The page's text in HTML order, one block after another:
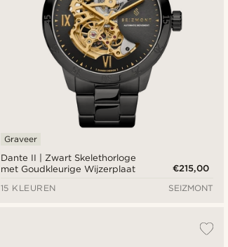
Dante II | Zwart Skelethorloge
met Goudkleurige Wijzerplaat
Graveer
€215,00
15 KLEUREN
SEIZMONT